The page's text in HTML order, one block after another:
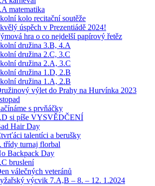
matematika
kolo recitační soutěže
úspěch v Prezentiádě 2024!
hra o co nejdelší papírový řetěz
družina 3.B, 4.A
družina 2.C, 3.C
družina 2.A, 3.C
družina 1.D, 2.B
družina 1.A, 2.B
výlet do Prahy na Hurvínka 2023
s prvňáčky
si píše VYSVĚDČENÍ
Hair Day
talentíci a berušky
třídy turnaj florbal
Backpack Day
bruslení
válečných veteránů
výcvik 7.A,B – 8. – 12. 1.2024